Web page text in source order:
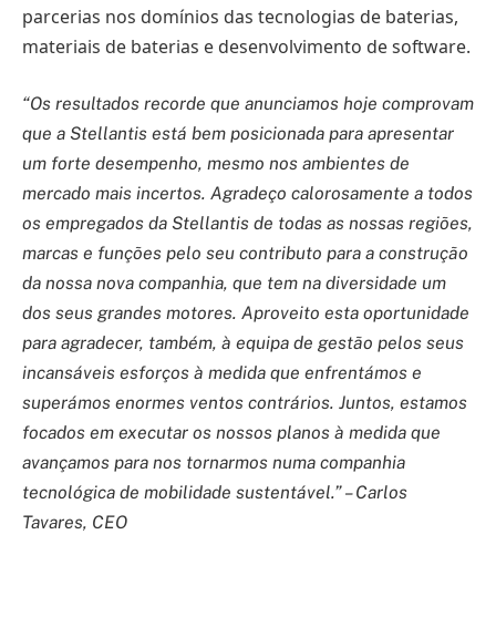
parcerias nos domínios das tecnologias de baterias,
materiais de baterias e desenvolvimento de software.
“Os resultados recorde que anunciamos hoje comprovam
que a Stellantis está bem posicionada para apresentar
um forte desempenho, mesmo nos ambientes de
mercado mais incertos. Agradeço calorosamente a todos
os empregados da Stellantis de todas as nossas regiões,
marcas e funções pelo seu contributo para a construção
da nossa nova companhia, que tem na diversidade um
dos seus grandes motores. Aproveito esta oportunidade
para agradecer, também, à equipa de gestão pelos seus
incansáveis esforços à medida que enfrentámos e
superámos enormes ventos contrários. Juntos, estamos
focados em executar os nossos planos à medida que
avançamos para nos tornarmos numa companhia
tecnológica de mobilidade sustentável.” – Carlos
Tavares, CEO